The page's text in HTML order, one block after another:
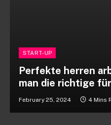
START-UP
Perfekte herren
man die richtige
auswählt
February 25, 2024 4 Mins